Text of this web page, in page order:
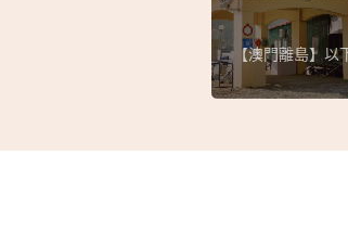
【澳門離島】以